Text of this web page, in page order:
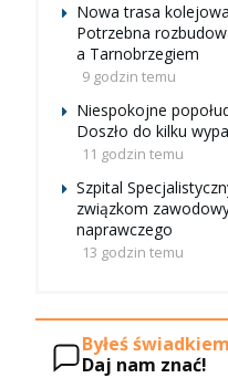
Nowa trasa
Potrzebna
a Tarnobrzegiem
9 godzin temu
Niespokojne
Doszło do kilku
11 godzin temu
Szpital
związkom
naprawczego
13 godzin temu
Byłeś
Daj nam znać!